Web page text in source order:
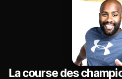
La course des